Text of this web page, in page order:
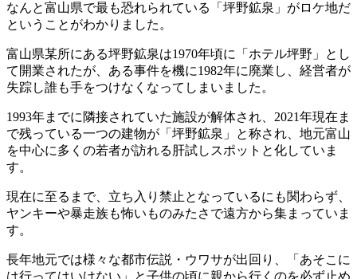
なんと富山県で最も恐れられている「坪野鉱泉」がロケ地だ
ということがわかりました。
富山県某所にある坪野鉱泉は1970年頃に「ホテル坪野」とし
て開業されたが、ある事件を機に1982年に廃業し、経営者が
失踪し誰も手をつけなくなってしまいました。
1993年までに隣接されていた施設が解体され、2021年現在ま
で残っている一つの建物が「坪野鉱泉」と称され、地元富山
を中心に多くの若者が訪れる肝試しスポットと化していま
す。
現在に至るまで、立ち入り禁止となっているにも関わらず、
ヤンキーや暴走族も怖いものみたさで遠方から集まっていま
す。
長年地元では様々な都市伝説・ウワサが出回り、「あそこに